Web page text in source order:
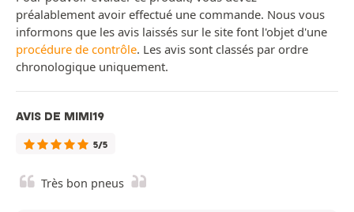
préalablement avoir effectué une commande. Nous vous
informons que les avis laissés sur le site font l'objet d'une
procédure de contrôle. Les avis sont classés par ordre
chronologique uniquement.
AVIS DE MIMI19
5/5
Très bon pneus